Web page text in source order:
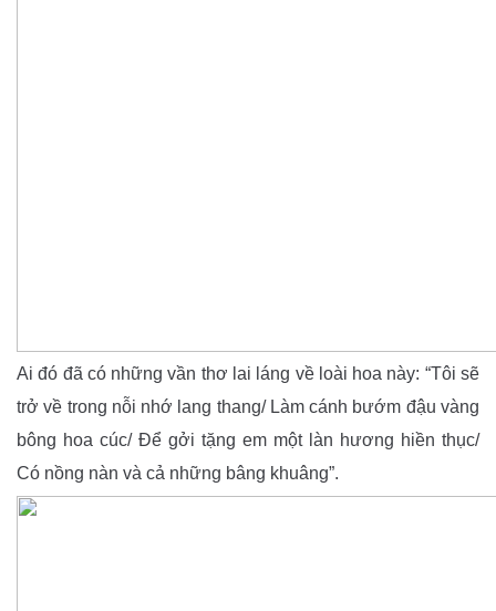
Ai đó đã có những vần thơ lai láng về loài hoa này: “Tôi sẽ
trở về trong nỗi nhớ lang thang/ Làm cánh bướm đậu vàng
bông hoa cúc/ Để gởi tặng em một làn hương hiền thục/
Có nồng nàn và cả những bâng khuâng”.